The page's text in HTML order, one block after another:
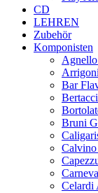
CD
LEHREN
Zubehör
Komponisten
Bar
Bruni
Calvino
Celardi